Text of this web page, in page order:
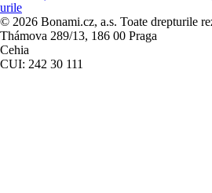
urile
© 2026 Bonami.cz, a.s. Toate drepturile
Thámova 289/13, 186 00 Praga
Cehia
CUI: 242 30 111